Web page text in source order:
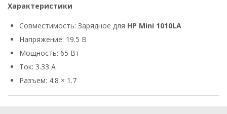
Характеристики
Совместимость: Зарядное для HP Mini 1010LA
Напряжение: 19.5 В
Мощность: 65 Вт
Ток: 3.33 А
Разъем: 4.8 × 1.7